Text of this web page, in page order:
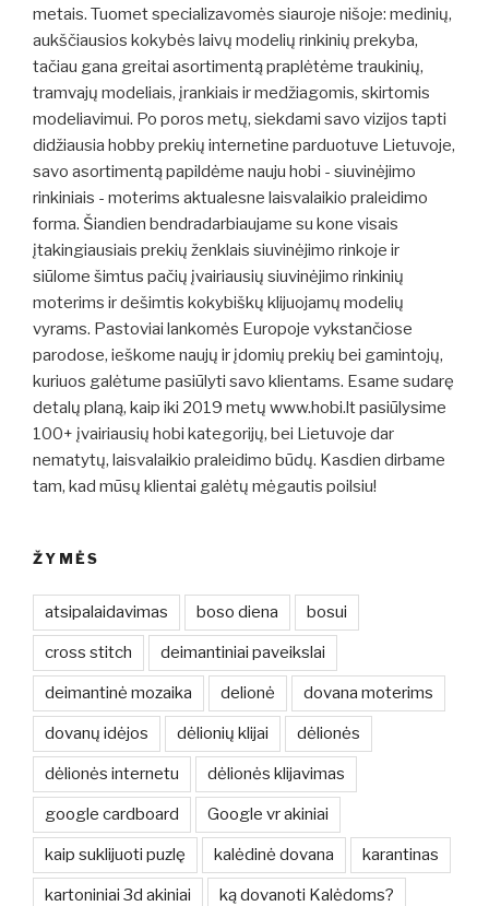
metais. Tuomet specializavomės siauroje nišoje: medinių,
aukščiausios kokybės laivų modelių rinkinių prekyba,
tačiau gana greitai asortimentą praplėtėme traukinių,
tramvajų modeliais, įrankiais ir medžiagomis, skirtomis
modeliavimui. Po poros metų, siekdami savo vizijos tapti
didžiausia hobby prekių internetine parduotuve Lietuvoje,
savo asortimentą papildėme nauju hobi - siuvinėjimo
rinkiniais - moterims aktualesne laisvalaikio praleidimo
forma. Šiandien bendradarbiaujame su kone visais
įtakingiausiais prekių ženklais siuvinėjimo rinkoje ir
siūlome šimtus pačių įvairiausių siuvinėjimo rinkinių
moterims ir dešimtis kokybiškų klijuojamų modelių
vyrams. Pastoviai lankomės Europoje vykstančiose
parodose, ieškome naujų ir įdomių prekių bei gamintojų,
kuriuos galėtume pasiūlyti savo klientams. Esame sudarę
detalų planą, kaip iki 2019 metų www.hobi.lt pasiūlysime
100+ įvairiausių hobi kategorijų, bei Lietuvoje dar
nematytų, laisvalaikio praleidimo būdų. Kasdien dirbame
tam, kad mūsų klientai galėtų mėgautis poilsiu!
ŽYMĖS
atsipalaidavimas boso diena bosui
cross stitch deimantiniai paveikslai
deimantinė mozaika delionė dovana moterims
dovanų idėjos dėlionių klijai dėlionės
dėlionės internetu dėlionės klijavimas
google cardboard Google vr akiniai
kaip suklijuoti puzlę kalėdinė dovana karantinas
kartoniniai 3d akiniai ką dovanoti Kalėdoms?